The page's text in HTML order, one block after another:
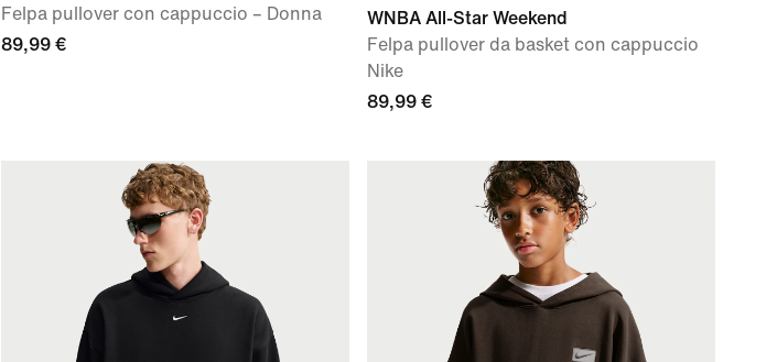
Felpa pullover con cappuccio – Donna
89,99 €
WNBA All-Star Weekend
Felpa pullover da basket con cappuccio
Nike
89,99 €